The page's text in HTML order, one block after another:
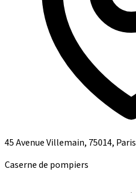
45 Avenue Villemain, 75014, Paris
Caserne de pompiers